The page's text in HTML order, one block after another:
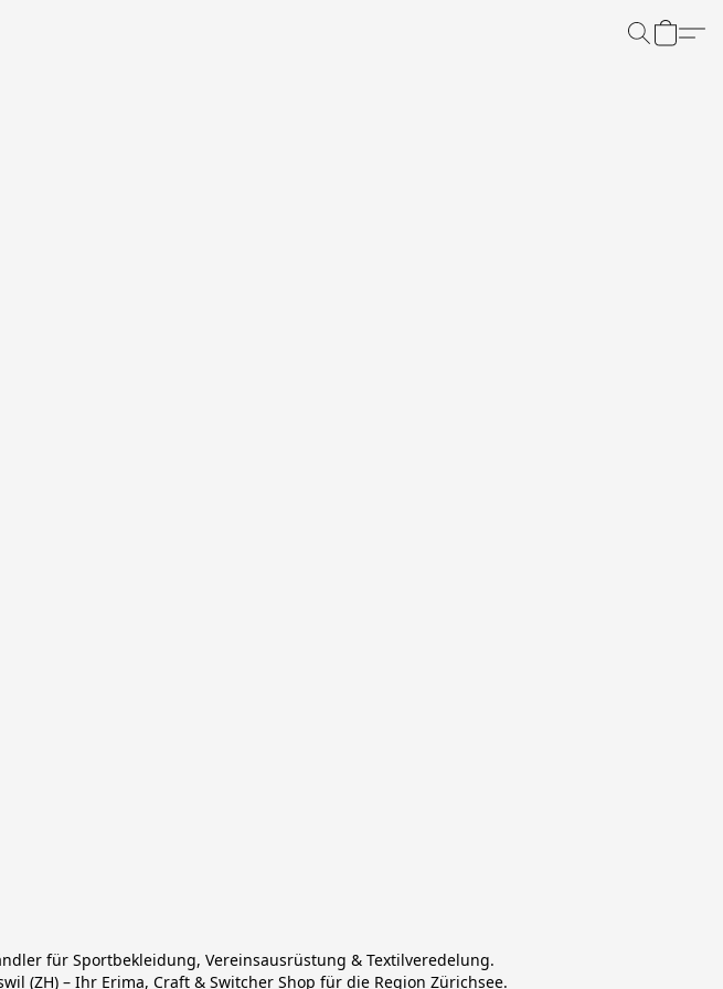
für Sportbekleidung, Vereinsausrüstung & Textilveredelung.
(ZH) – Ihr Erima, Craft & Switcher Shop für die Region Zürichsee.